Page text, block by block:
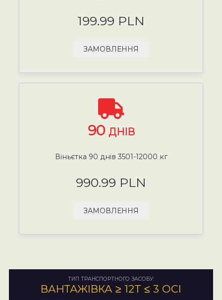
199.99 PLN
ЗАМОВЛЕННЯ
90 ДНІВ
Віньєтка 90 днів 3501-12000 кг
990.99 PLN
ЗАМОВЛЕННЯ
ТИП ТРАНСПОРТНОГО ЗАСОБУ:
ВАНТАЖІВКА ≥ 12T ≤ 3 ОСІ